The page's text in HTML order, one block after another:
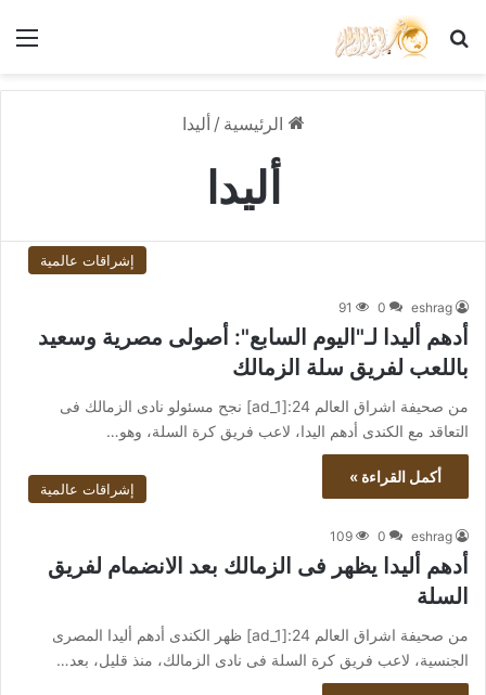
بحث عن
الرئيسية / أليدا
أليدا
إشراقات عالمية
eshrag
0
91
أدهم أليدا لـ"اليوم السابع": أصولى مصرية وسعيد
باللعب لفريق سلة الزمالك
من صحيفة اشراق العالم 24:[ad_1] نجح مسئولو نادى الزمالك فى
التعاقد مع الكندى أدهم اليدا، لاعب فريق كرة السلة، وهو…
أكمل القراءة »
إشراقات عالمية
eshrag
0
109
أدهم أليدا يظهر فى الزمالك بعد الانضمام لفريق
السلة
من صحيفة اشراق العالم 24:[ad_1] ظهر الكندى أدهم أليدا المصرى
الجنسية، لاعب فريق كرة السلة فى نادى الزمالك، منذ قليل، بعد…